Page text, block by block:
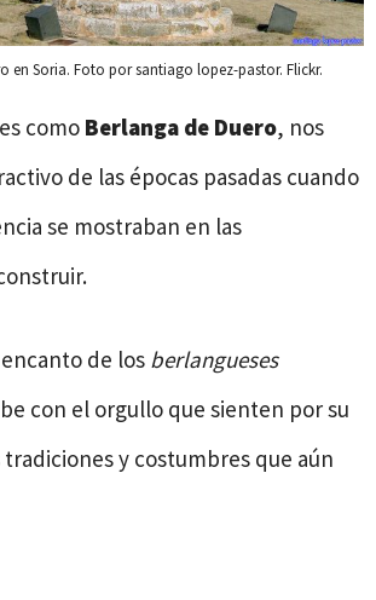
en Soria. Foto por santiago lopez-pastor. Flickr.
como Berlanga de Duero, nos
de las épocas pasadas cuando
se mostraban en las
de los berlangueses
con el orgullo que sienten por su
y costumbres que aún